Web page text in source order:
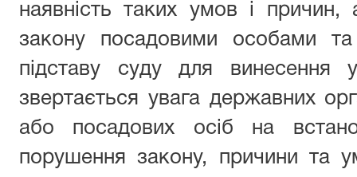
наявність таких умов і
закону посадовими особами
підставу суду для винесення
звертається увага державних
або посадових осіб на
порушення закону, причини та